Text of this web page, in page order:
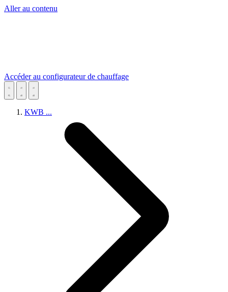
Aller au contenu
Accéder au configurateur de chauffage
KWB ...